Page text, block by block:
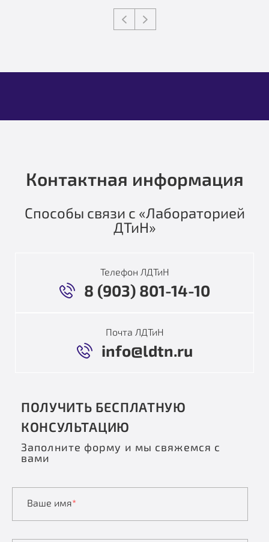
Контактная информация
Способы связи с «Лабораторией
ДТиН»
Телефон ЛДТиН
8 (903) 801-14-10
Почта ЛДТиН
info@ldtn.ru
ПОЛУЧИТЬ БЕСПЛАТНУЮ
КОНСУЛЬТАЦИЮ
Заполните форму и мы свяжемся с
вами
Ваше имя*